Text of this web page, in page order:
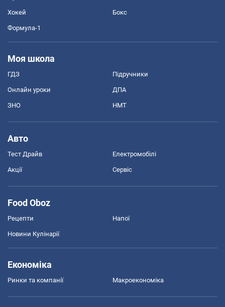
Хокей Бокс
Формула-1
Моя школа
ГДЗ Підручники
Онлайн уроки ДПА
ЗНО НМТ
Авто
Тест Драйв Електромобілі
Акції Сервіс
Food Oboz
Рецепти Напої
Новини Кулінарії
Економіка
Ринки та компанії Макроекономіка